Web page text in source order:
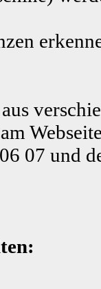
07 und